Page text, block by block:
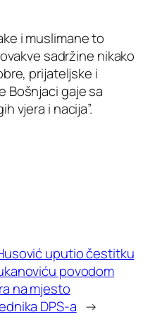
i muslimane to
sadržine nikako
prijateljske i
Bošnjaci gaje sa
vjera i nacija”.
uputio čestitku
povodom
na mjesto
DPS-a →